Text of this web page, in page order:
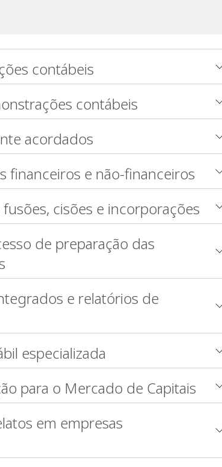
contábeis
contábeis
acordados
financeiros e não-financeiros
cisões e incorporações
de preparação das
e relatórios de
especializada
para o Mercado de Capitais
em empresas